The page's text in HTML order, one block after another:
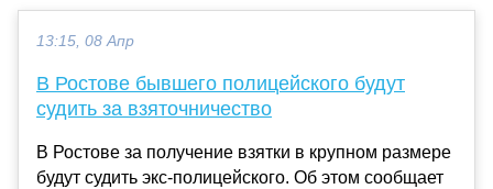
13:15, 08 Апр
В Ростове бывшего полицейского будут
судить за взяточничество
В Ростове за получение взятки в крупном размере
будут судить экс-полицейского. Об этом сообщает